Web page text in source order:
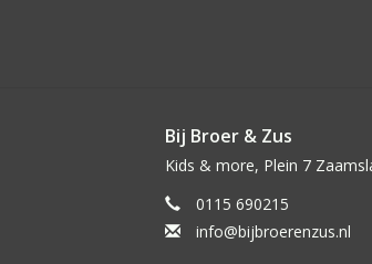
Bij Broer & Zus
Kids & more, Plein 7
0115 690215
info@bijbroerenzus.nl